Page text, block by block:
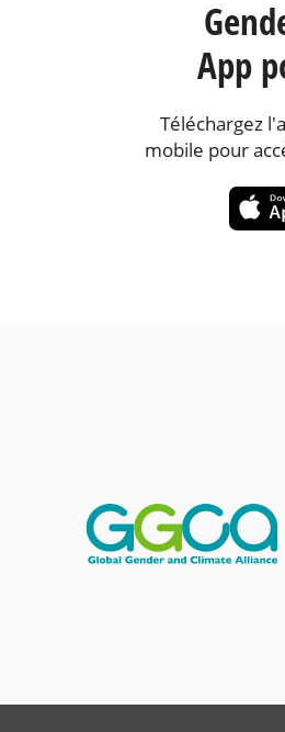
App
Téléchargez
mobile pour